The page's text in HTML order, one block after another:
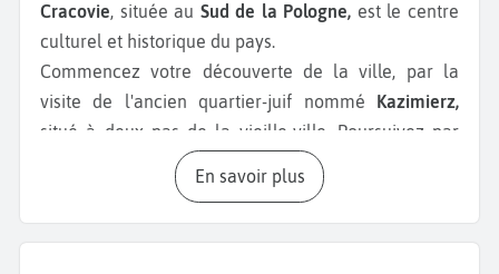
Cracovie, située au Sud de la Pologne, est le centre
culturel et historique du pays.
Commencez votre découverte de la ville, par la
visite de l'ancien quartier-juif nommé
Kazimierz,
situé à deux pas de la vieille-ville. Poursuivez par
une balade au coeur de la
vieille-ville de Cracovie
C'est un quartier dynamique avec de nombreux
restaurants typiques et des galeries d’art. Pendant
En savoir plus